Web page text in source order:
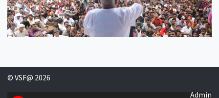
© VSF@ 2026
Admin